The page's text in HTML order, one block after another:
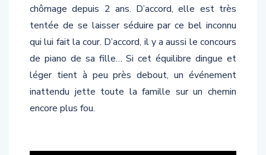
chômage depuis 2 ans. D’accord, elle est très
tentée de se laisser séduire par ce bel inconnu
qui lui fait la cour. D’accord, il y a aussi le concours
de piano de sa fille… Si cet équilibre dingue et
léger tient à peu près debout, un événement
inattendu jette toute la famille sur un chemin
encore plus fou.